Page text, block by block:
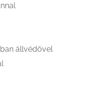
állvédővel